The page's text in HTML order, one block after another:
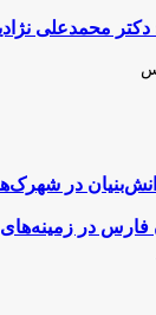
محمدعلی
در
فارس در